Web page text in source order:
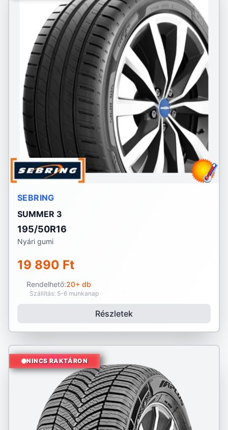
SEBRING
SUMMER 3
195/50R16
Nyári gumi
19 890 Ft
Rendelhető:20+ db
Szállítás: 5-6 munkanap
Részletek
NINCS RAKTÁRON